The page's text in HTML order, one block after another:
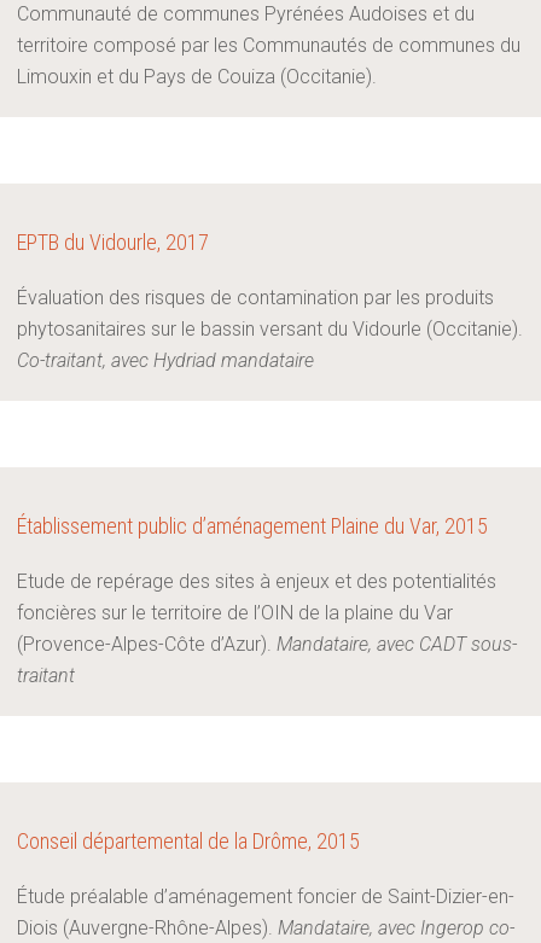
Communauté de communes Pyrénées Audoises et du
territoire composé par les Communautés de communes du
Limouxin et du Pays de Couiza (Occitanie).
EPTB du Vidourle, 2017
Évaluation des risques de contamination par les produits
phytosanitaires sur le bassin versant du Vidourle (Occitanie).
Co-traitant, avec Hydriad mandataire
Établissement public d’aménagement Plaine du Var, 2015
Etude de repérage des sites à enjeux et des potentialités
foncières sur le territoire de l’OIN de la plaine du Var
(Provence-Alpes-Côte d’Azur). Mandataire, avec CADT sous-
traitant
Conseil départemental de la Drôme, 2015
Étude préalable d’aménagement foncier de Saint-Dizier-en-
Diois (Auvergne-Rhône-Alpes). Mandataire, avec Ingerop co-